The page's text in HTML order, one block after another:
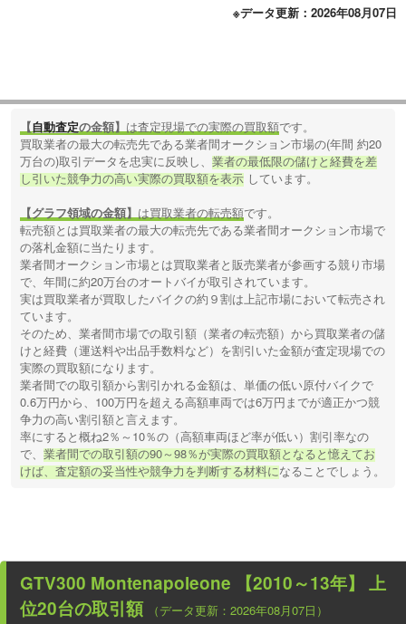
※データ更新：2026年08月07日
【自動査定の金額】 は査定現場での実際の買取額です。
買取業者の最大の転売先である業者間オークション市場の(年間 約20
万台の)取引データを忠実に反映し、業者の最低限の儲けと経費を差
し引いた競争力の高い実際の買取額を表示 しています。
【グラフ領域の金額】 は買取業者の転売額です。
転売額とは買取業者の最大の転売先である業者間オークション市場で
の落札金額に当たります。
業者間オークション市場とは買取業者と販売業者が参画する競り市場
で、年間に約20万台のオートバイが取引されています。
実は買取業者が買取したバイクの約９割は上記市場において転売され
ています。
そのため、業者間市場での取引額（業者の転売額）から買取業者の儲
けと経費（運送料や出品手数料など）を割引いた金額が査定現場での
実際の買取額になります。
業者間での取引額から割引かれる金額は、単価の低い原付バイクで
0.6万円から、100万円を超える高額車両では6万円までが適正かつ競
争力の高い割引額と言えます。
率にすると概ね2％～10％の（高額車両ほど率が低い）割引率なの
で、業者間での取引額の90～98％が実際の買取額となると憶えてお
けば、査定額の妥当性や競争力を判断する材料になることでしょう。
GTV300 Montenapoleone 【2010～13年】
位20台の取引額
（データ更新：2026年08月07日）